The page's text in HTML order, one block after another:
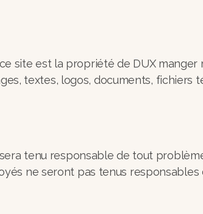
site est la propriété de DUX manger
textes, logos, documents,
tenu responsable de tout
ne seront pas tenus